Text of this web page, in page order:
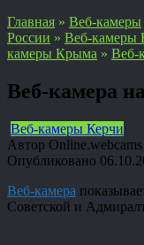
Главная » Веб-камеры
России » Веб-камеры
камеры Крыма » Веб-
Веб-камера
Веб-камеры Керчи
Автор Online.webcams
Опубликовано
Веб-камера
Советской и